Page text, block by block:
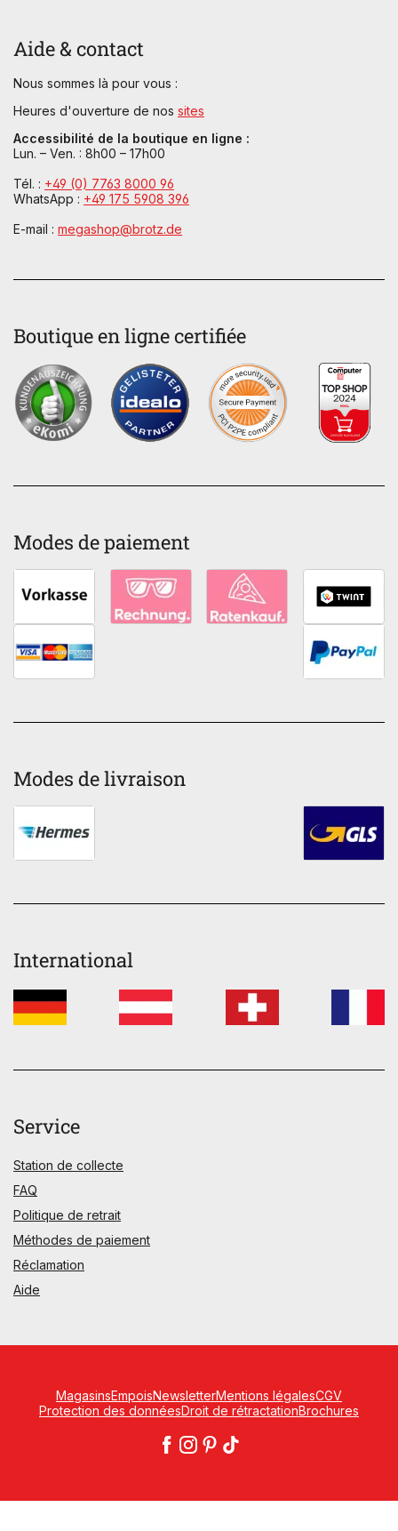
Aide & contact
Nous sommes là pour vous :
Heures d'ouverture de nos sites
Accessibilité de la boutique en ligne :
Lun. – Ven. : 8h00 – 17h00
Tél. : +49 (0) 7763 8000 96
WhatsApp : +49 175 5908 396
E-mail : megashop@brotz.de
Boutique en ligne certifiée
Modes de paiement
Modes de livraison
International
Service
Station de collecte
FAQ
Politique de retrait
Méthodes de paiement
Réclamation
Aide
MagasinsEmpoisNewsletterMentions légalesCGV
Protection des donnéesDroit de rétractationBrochures